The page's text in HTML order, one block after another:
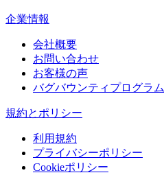
企業情報
会社概要
お問い合わせ
お客様の声
バグバウンティプログラム
規約とポリシー
利用規約
プライバシーポリシー
Cookieポリシー